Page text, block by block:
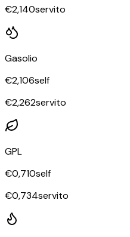
€2,140servito
Gasolio
€2,106self
€2,262servito
GPL
€0,710self
€0,734servito